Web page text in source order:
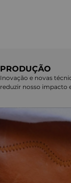
PRODUÇÃO
Inovação e novas
reduzir nosso impacto